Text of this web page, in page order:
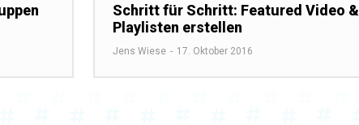
Schritt für Schritt: Featured Video &
Playlisten erstellen
Jens Wiese - 17. Oktober 2016